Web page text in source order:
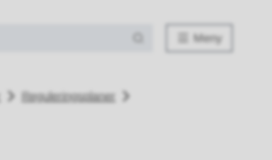
Meny
Reguleringsplaner